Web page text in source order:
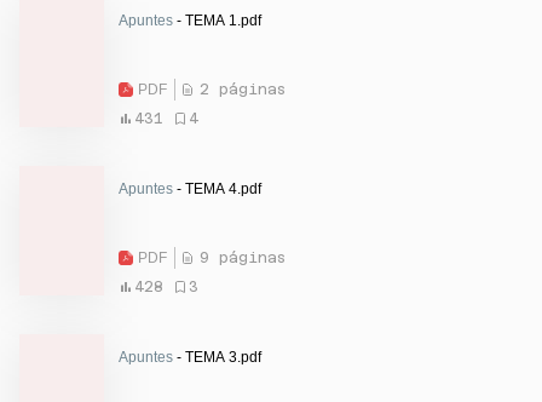
Apuntes - TEMA 1.pdf
PDF
2 páginas
431
4
Apuntes - TEMA 4.pdf
PDF
9 páginas
428
3
Apuntes - TEMA 3.pdf